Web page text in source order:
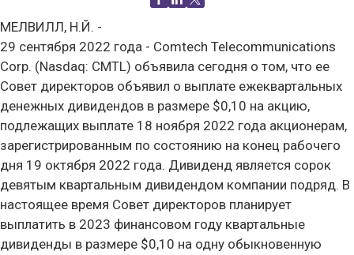
МЕЛВИЛЛ, Н.Й. -
29 сентября 2022 года - Comtech Telecommunications
Corp. (Nasdaq: CMTL) объявила сегодня о том, что ее
Совет директоров объявил о выплате ежеквартальных
денежных дивидендов в размере $0,10 на акцию,
подлежащих выплате 18 ноября 2022 года акционерам,
зарегистрированным по состоянию на конец рабочего
дня 19 октября 2022 года. Дивиденд является сорок
девятым квартальным дивидендом компании подряд. В
настоящее время Совет директоров планирует
выплатить в 2023 финансовом году квартальные
дивиденды в размере $0,10 на одну обыкновенную